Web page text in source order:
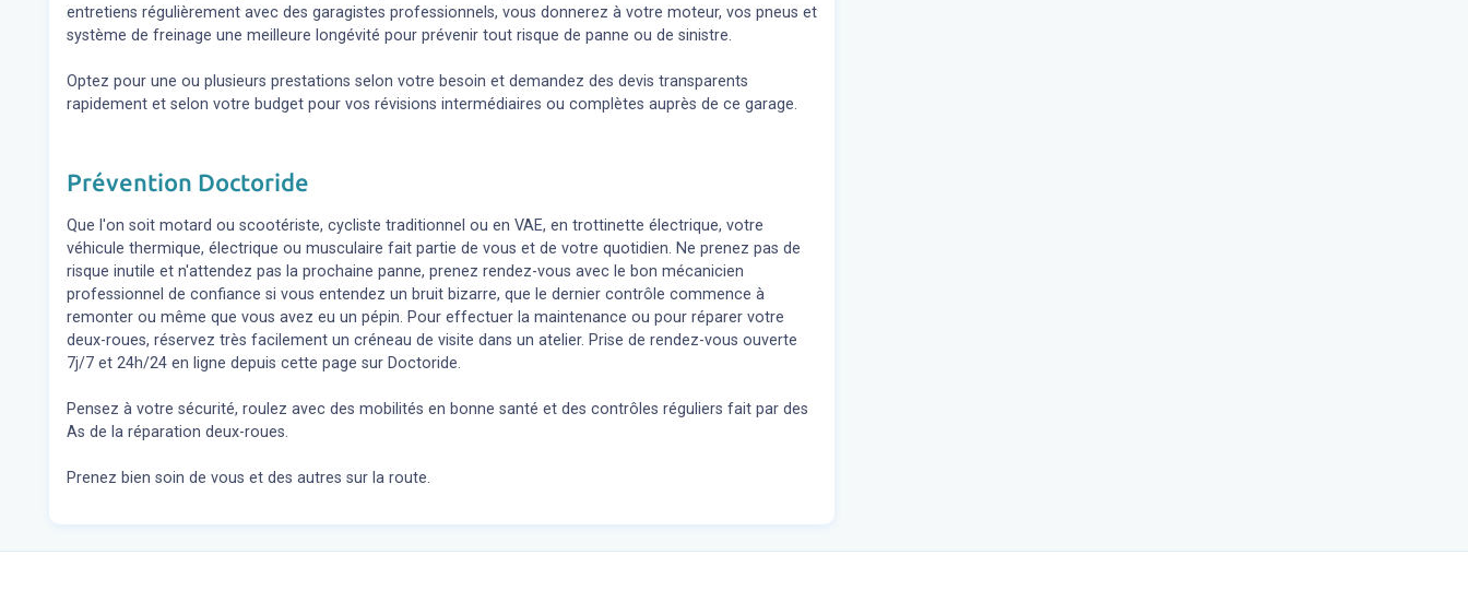
entretiens régulièrement avec des garagistes professionnels, vous donnerez à votre moteur, vos pneus et
système de freinage une meilleure longévité pour prévenir tout risque de panne ou de sinistre.
Optez pour une ou plusieurs prestations selon votre besoin et demandez des devis transparents
rapidement et selon votre budget pour vos révisions intermédiaires ou complètes auprès de ce garage.
Prévention Doctoride
Que l'on soit motard ou scootériste, cycliste traditionnel ou en VAE, en trottinette électrique, votre
véhicule thermique, électrique ou musculaire fait partie de vous et de votre quotidien. Ne prenez pas de
risque inutile et n'attendez pas la prochaine panne, prenez rendez-vous avec le bon mécanicien
professionnel de confiance si vous entendez un bruit bizarre, que le dernier contrôle commence à
remonter ou même que vous avez eu un pépin. Pour effectuer la maintenance ou pour réparer votre
deux-roues, réservez très facilement un créneau de visite dans un atelier. Prise de rendez-vous ouverte
7j/7 et 24h/24 en ligne depuis cette page sur Doctoride.
Pensez à votre sécurité, roulez avec des mobilités en bonne santé et des contrôles réguliers fait par des
As de la réparation deux-roues.
Prenez bien soin de vous et des autres sur la route.